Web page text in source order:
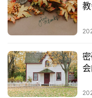
神
学
究
按
卷
登录